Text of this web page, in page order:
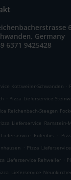
Germany
6371 9425428
Kottweiler-Schwanden .
. Pizza Lieferservice
Reichenbach-Steegen
Lieferservice
Lieferservice Eulenbis .
. Pizza
Lieferservice Rehweiler .
Lieferservice